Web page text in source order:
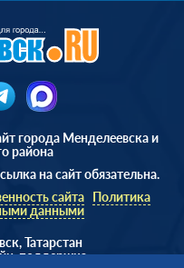
города Менделеевска и
района
на сайт обязательна.
сайта Политика
данными
Татарстан
поддержка